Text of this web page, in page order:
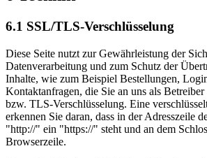
6.1 SSL/TLS-Verschlüsselung
Diese Seite nutzt zur Gewährleistung der
Datenverarbeitung und zum Schutz der
Inhalte, wie zum Beispiel Bestellungen,
Kontaktanfragen, die Sie an uns als
bzw. TLS-Verschlüsselung. Eine
erkennen Sie daran, dass in der Adresszeile
"http://" ein "https://" steht und an dem
Browserzeile.